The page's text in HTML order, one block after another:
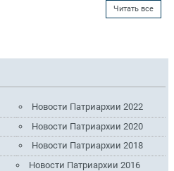
Читать все
Новости Патриархии 2022
Новости Патриархии 2020
Новости Патриархии 2018
Новости Патриархии 2016